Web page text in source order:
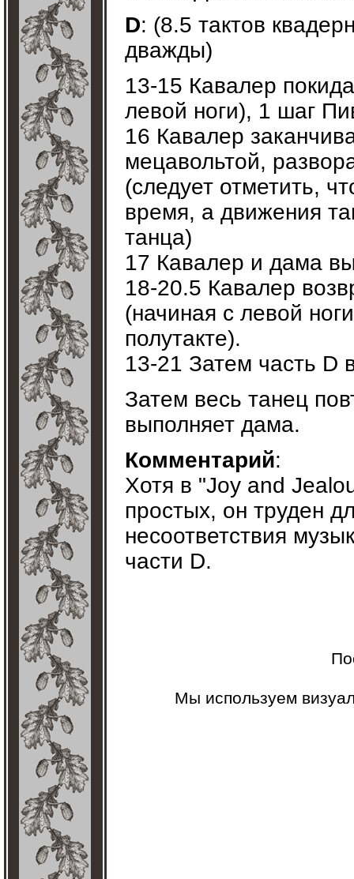
D: (8.5 тактов
дважды)
13-15 Кавалер
левой ноги), 1 шаг
16 Кавалер
мецавольтой,
(следует отметить,
время, а движения
танца)
17 Кавалер и дама
18-20.5 Кавалер
(начиная с левой
полутакте).
13-21 Затем часть D
Затем весь танец
выполняет дама.
Комментарий:
Хотя в "Joy and
простых, он труден
несоответствия
части D.
Мы используем